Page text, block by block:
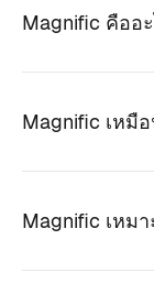
Magnific คืออ
Magnific เหมื
Magnific เหม